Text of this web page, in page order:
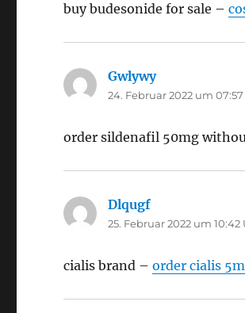
buy budesonide for sale –
Gwlywysagt:
24. Februar 2022 um
order sildenafil 50mg
Dlqugf
25. Februar 2022 um 10:42
cialis brand –order cialis